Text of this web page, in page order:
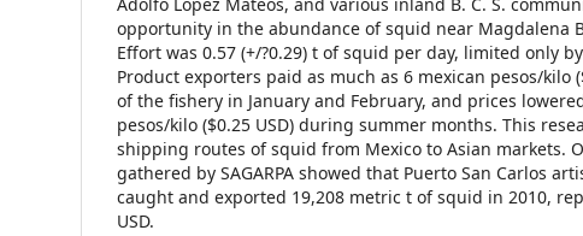
opportunity in the abundance of squid near Magdalena
Effort was 0.57 (+/?0.29) t of squid per day, limited only
Product exporters paid as much as 6 mexican pesos/kilo
of the fishery in January and February, and prices
pesos/kilo ($0.25 USD) during summer months. This
shipping routes of squid from Mexico to Asian markets.
gathered by SAGARPA showed that Puerto San Carlos
caught and exported 19,208 metric t of squid in 2010,
USD.